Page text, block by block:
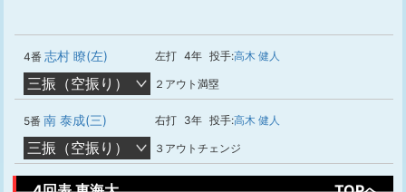
4番 志村 瞭(左) 左打 4年 投手:高木 健人
三振（空振り） ２アウト満塁
5番 南 泰成(三) 右打 3年 投手:高木 健人
三振（空振り） ３アウトチェンジ